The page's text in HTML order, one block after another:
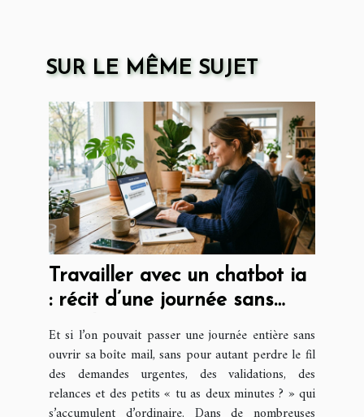
SUR LE MÊME SUJET
Travailler avec un chatbot ia
: récit d’une journée sans
emails
Et si l’on pouvait passer une journée entière sans
ouvrir sa boîte mail, sans pour autant perdre le fil
des demandes urgentes, des validations, des
relances et des petits « tu as deux minutes ? » qui